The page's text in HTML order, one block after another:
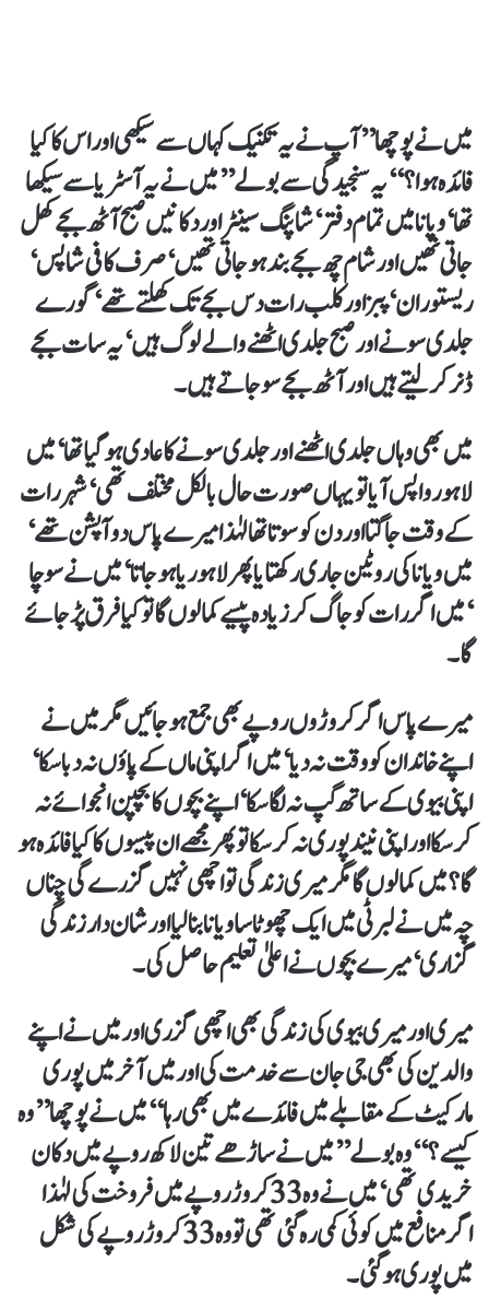
میں نے پوچھا ’’آپ نے یہ تکنیک کہاں سے سیکھی اور اس کا کیا
فائدہ ہوا؟‘‘یہ سنجیدگی سے بولے ’’میں نے یہ آسٹریا سے سیکھا
تھا‘ ویانا میں تمام دفتر‘ شاپنگ سینٹر اور دکانیں صبح آٹھ بجے کھل
جاتی تھیں اور شام چھ بجے بند ہو جاتی تھیں‘ صرف کافی شاپس‘
ریستوران‘ پبز اور کلب رات دس بجے تک کھلتے تھے‘ گورے
جلدی سونے اور صبح جلدی اٹھنے والے لوگ ہیں‘ یہ سات بجے
ڈنر کر لیتے ہیں اور آٹھ بجے سو جاتے ہیں۔
میں بھی وہاں جلدی اٹھنے اور جلدی سونے کا عادی ہو گیا تھا‘ میں
لاہور واپس آیا تو یہاں صورت حال بالکل مختلف تھی‘ شہر رات
کے وقت جاگتا اور دن کو سوتا تھا لہٰذا میرے پاس دو آپشن تھے‘
میں ویانا کی روٹین جاری رکھتا یا پھر لاہوریا ہو جاتا‘ میں نے سوچا
‘میں اگر رات کو جاگ کر زیادہ پیسے کما لوں گا تو کیا فرق پڑ جائے
گا۔
میرے پاس اگر کروڑوں روپے بھی جمع ہو جائیں مگر میں نے
اپنے خاندان کو وقت نہ دیا‘ میں اگر اپنی ماں کے پاؤں نہ دبا سکا‘
اپنی بیوی کے ساتھ گپ نہ لگا سکا‘ اپنے بچوں کا بچپن انجوائے نہ
کر سکا اور اپنی نیند پوری نہ کر سکا تو پھر مجھے ان پیسوں کا کیا فائدہ ہو
گا؟ میں کما لوں گا مگر میری زندگی تو اچھی نہیں گزرے گی چناں
چہ میں نے لبرٹی میں ایک چھوٹا سا ویانا بنا لیا اور شان دار زندگی
گزاری‘ میرے بچوں نے اعلیٰ تعلیم حاصل کی۔
میری اور میری بیوی کی زندگی بھی اچھی گزری اور میں نے اپنے
والدین کی بھی جی جان سے خدمت کی اور میں آخر میں پوری
مارکیٹ کے مقابلے میں فائدے میں بھی رہا‘‘ میں نے پوچھا ’’وہ
کیسے؟‘‘ وہ بولے ’’میں نے ساڑھے تین لاکھ روپے میں دکان
خریدی تھی‘ میں نے وہ 33 کروڑ روپے میں فروخت کی لہٰذا
اگر منافع میں کوئی کمی رہ گئی تھی تو وہ 33 کروڑ روپے کی شکل
میں پوری ہو گئی۔